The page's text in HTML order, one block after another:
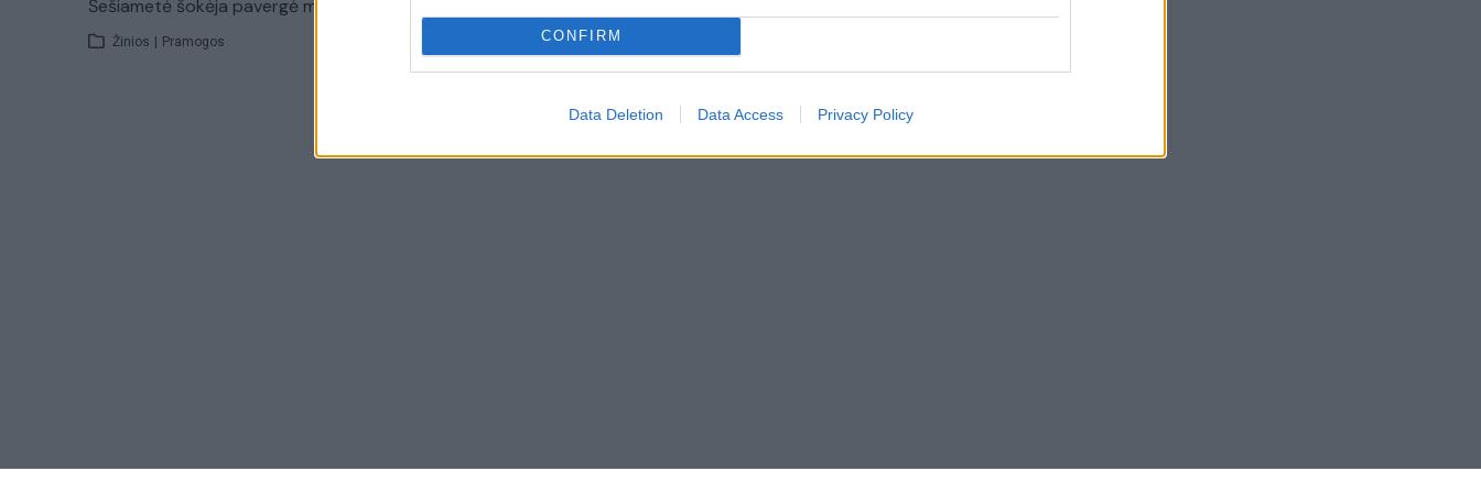
CONFIRM
Data Deletion Data Access Privacy Policy
Šešiametė šokėja pavergė milijonus
Žinios Pramogos